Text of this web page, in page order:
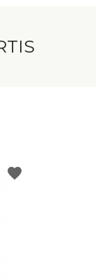
favorite